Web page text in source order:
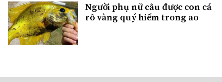
Người phụ nữ câu được con cá
rô vàng quý hiếm trong ao